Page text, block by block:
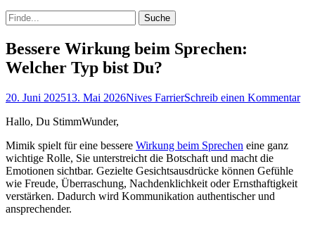
bei
der
Suche
Suche
nach:
Bessere Wirkung beim Sprechen:
Welcher Typ bist Du?
Posted
20. Juni 202513. Mai 2026Autor
Nives FarrierSchreib einen Kommentar
Hallo, Du StimmWunder,
Mimik spielt für eine bessere Wirkung beim Sprechen eine ganz
wichtige Rolle, Sie unterstreicht die Botschaft und macht die
Emotionen sichtbar. Gezielte Gesichtsausdrücke können Gefühle
wie Freude, Überraschung, Nachdenklichkeit oder Ernsthaftigkeit
verstärken. Dadurch wird Kommunikation authentischer und
ansprechender.